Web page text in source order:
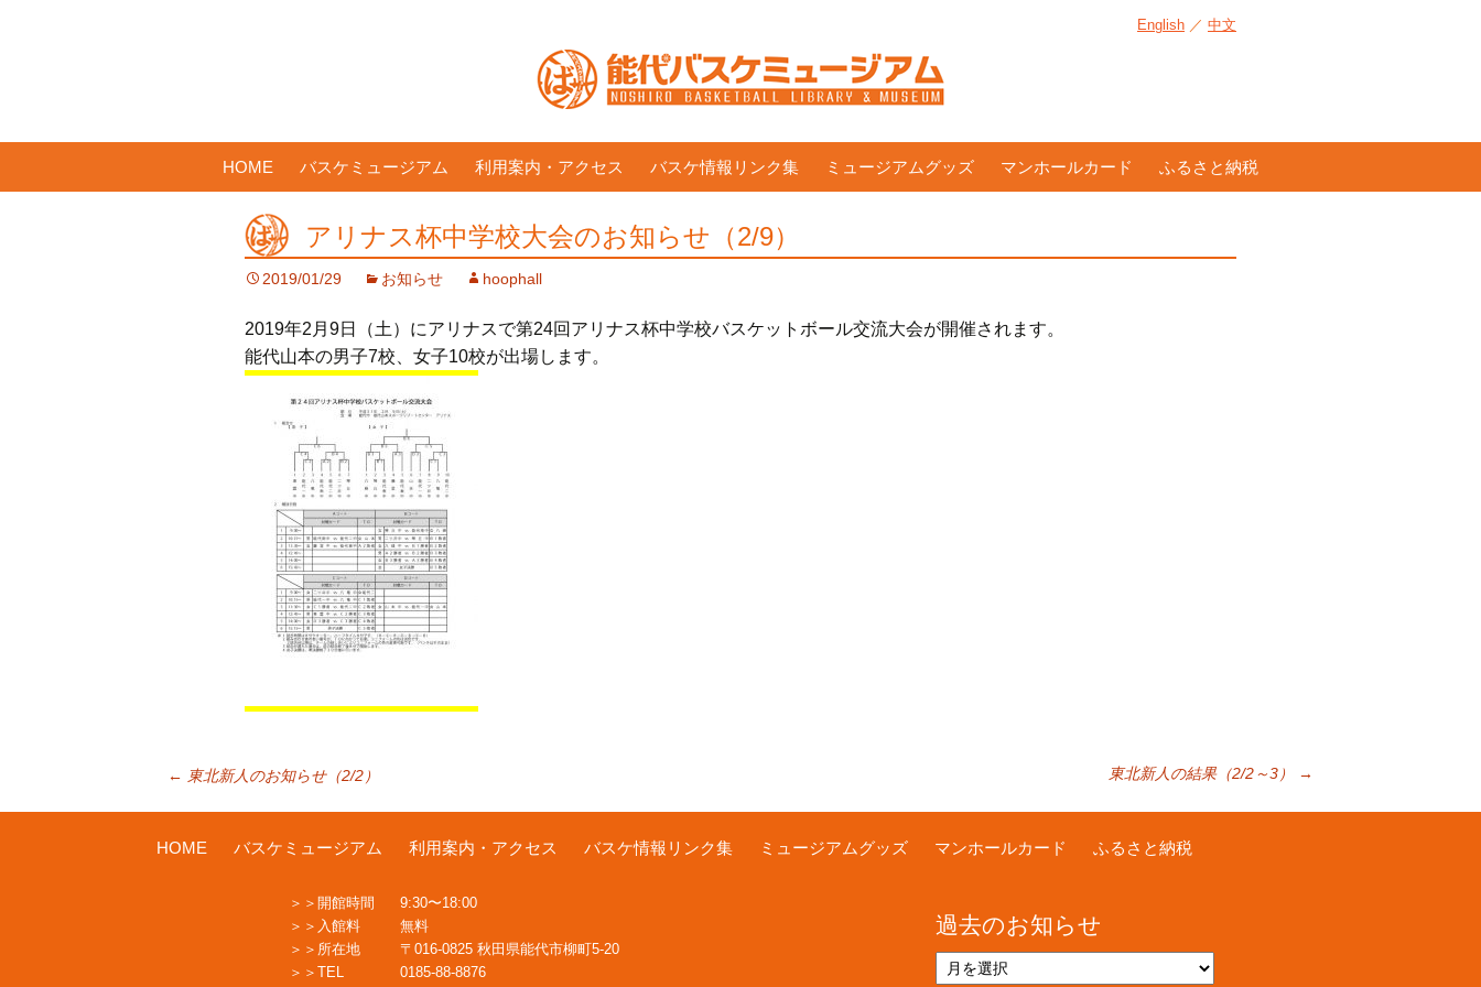
English ／ 中文
HOME バスケミュージアム 利用案内・アクセス バスケ情報リンク集 ミュージアムグッズ マンホールカード ふるさと納税
アリナス杯中学校大会のお知らせ（2/9）
2019/01/29 お知らせ hoophall
2019年2月9日（土）にアリナスで第24回アリナス杯中学校バスケットボール交流大会が開催されます。
能代山本の男子7校、女子10校が出場します。
← 東北新人のお知らせ（2/2） 東北新人の結果（2/2～3） →
HOME バスケミュージアム 利用案内・アクセス バスケ情報リンク集 ミュージアムグッズ マンホールカード ふるさと納税
開館時間
9:30〜18:00
入館料
無料
所在地
〒016-0825 秋田県能代市柳町5-20
TEL
0185-88-8876
過去のお知らせ
過
去